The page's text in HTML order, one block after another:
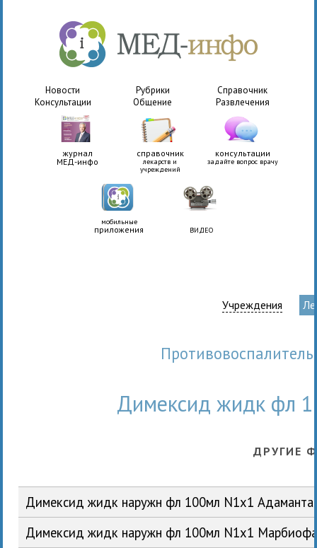
Новости Рубрики
Справочник
Консультации
Общение Развлечения
журнал
МЕД-инфо
справочник
лекарств и
учреждений
консультации
задайте вопрос врачу
мобильные
приложения ВИДЕО
Учреждения
Димексид жидк фл
ДРУГИЕ
Димексид жидк наружн фл 100мл N1x1
Димексид жидк наружн фл 100мл N1x1